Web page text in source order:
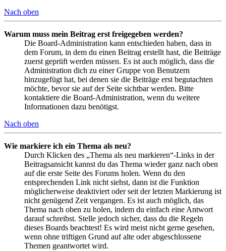
Nach oben
Warum muss mein Beitrag erst freigegeben werden?
Die Board-Administration kann entschieden haben, dass in
dem Forum, in dem du einen Beitrag erstellt hast, die Beiträge
zuerst geprüft werden müssen. Es ist auch möglich, dass die
Administration dich zu einer Gruppe von Benutzern
hinzugefügt hat, bei denen sie die Beiträge erst begutachten
möchte, bevor sie auf der Seite sichtbar werden. Bitte
kontaktiere die Board-Administration, wenn du weitere
Informationen dazu benötigst.
Nach oben
Wie markiere ich ein Thema als neu?
Durch Klicken des „Thema als neu markieren“-Links in der
Beitragsansicht kannst du das Thema wieder ganz nach oben
auf die erste Seite des Forums holen. Wenn du den
entsprechenden Link nicht siehst, dann ist die Funktion
möglicherweise deaktiviert oder seit der letzten Markierung ist
nicht genügend Zeit vergangen. Es ist auch möglich, das
Thema nach oben zu holen, indem du einfach eine Antwort
darauf schreibst. Stelle jedoch sicher, dass du die Regeln
dieses Boards beachtest! Es wird meist nicht gerne gesehen,
wenn ohne triftigen Grund auf alte oder abgeschlossene
Themen geantwortet wird.